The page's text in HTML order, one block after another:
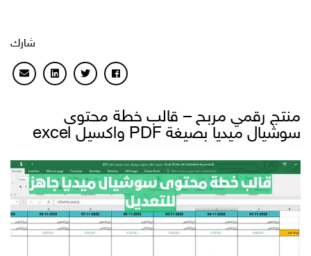
شارك
منتج رقمي مربح – قالب خطة محتوى
سوشيال ميديا بصيغة PDF واكسيل excel